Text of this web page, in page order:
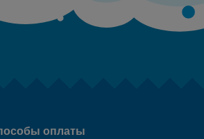
оплаты